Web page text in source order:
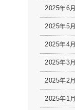
2025年6月
2025年5月
2025年4月
2025年3月
2025年2月
2025年1月